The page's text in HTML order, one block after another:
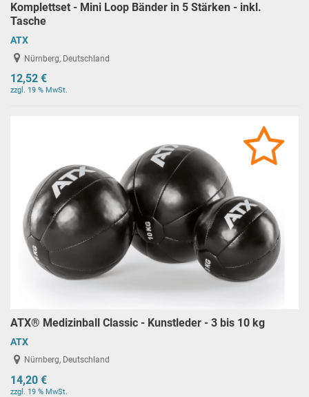
Komplettset - Mini Loop Bänder in 5 Stärken - inkl.
Tasche
ATX
Nürnberg, Deutschland
12,52 €
zzgl. 19 % MwSt.
ATX® Medizinball Classic - Kunstleder - 3 bis 10 kg
ATX
Nürnberg, Deutschland
14,20 €
zzgl. 19 % MwSt.